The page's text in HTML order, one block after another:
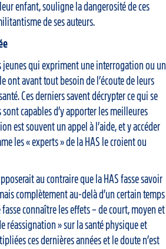
enfant, souligne la dangerosité de ces
de ses auteurs.
jeunes qui expriment une interrogation ou un
ont avant tout besoin de l’écoute de leurs
Ces derniers savent décrypter ce qui se
capables d’y apporter les meilleures
est souvent un appel à l’aide, et y accéder
les « experts » de la HAS le croient ou
au contraire que la HAS fasse savoir
complètement au-delà d’un certain temps
connaître les effets – de court, moyen et
réassignation » sur la santé physique et
ces dernières années et le doute n’est